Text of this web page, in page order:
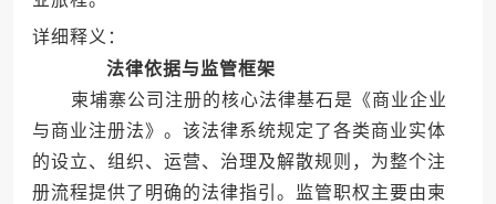
详细释义：
法律依据与监管框架
柬埔寨公司注册的核心法律基石是《商业企业
与商业注册法》。该法律系统规定了各类商业实体
的设立、组织、运营、治理及解散规则，为整个注
册流程提供了明确的法律指引。监管职权主要由柬